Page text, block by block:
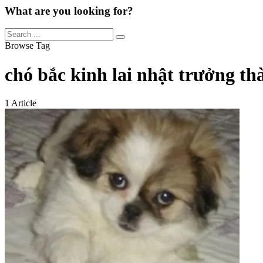
What are you looking for?
Browse Tag
chó bắc kinh lai nhật trưởng
1 Article